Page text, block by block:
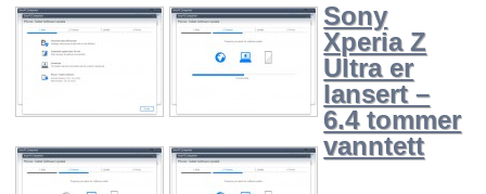
Sony
Xperia Z
Ultra er
lansert –
6.4 tommer
vanntett